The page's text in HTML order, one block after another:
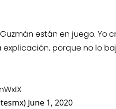
están en juego. Yo
porque no lo
June 1, 2020